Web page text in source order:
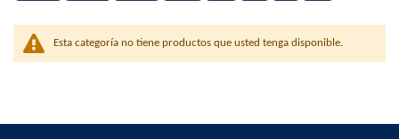
Esta categoría no tiene productos que usted tenga disponible.